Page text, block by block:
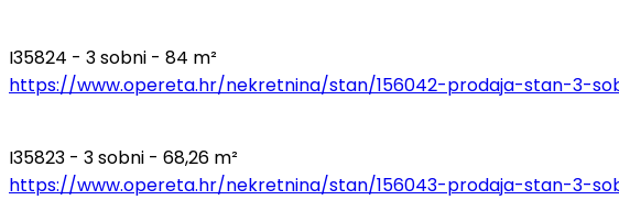
I35824 - 3 sobni - 84 m²
https://www.opereta.hr/nekretnina/stan/156042-prodaja-stan-3-
I35823 - 3 sobni - 68,26 m²
https://www.opereta.hr/nekretnina/stan/156043-prodaja-stan-3-